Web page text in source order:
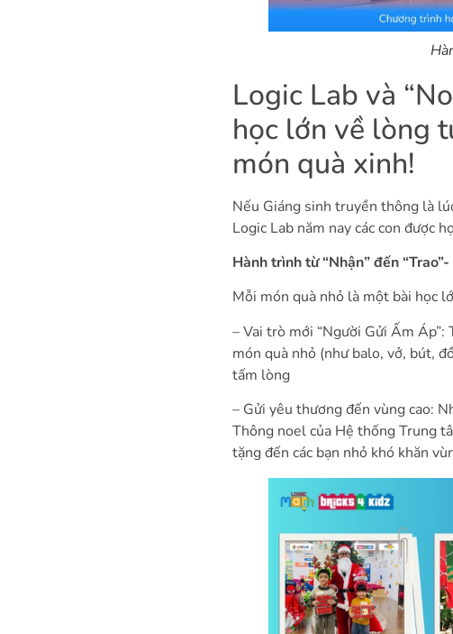
Logic Lab và
học lớn về lòng
món quà xinh!
Nếu Giáng sinh truyền thông là
Logic Lab năm nay các con được
Hành trình từ “Nhận” đến
Mỗi món quà nhỏ là một bài học
– Vai trò mới “Người Gửi Ấm
món quà nhỏ (như balo, vở, bút,
tấm lòng
– Gửi yêu thương đến vùng cao:
Thông noel của Hệ thống Trung
tặng đến các bạn nhỏ khó khăn